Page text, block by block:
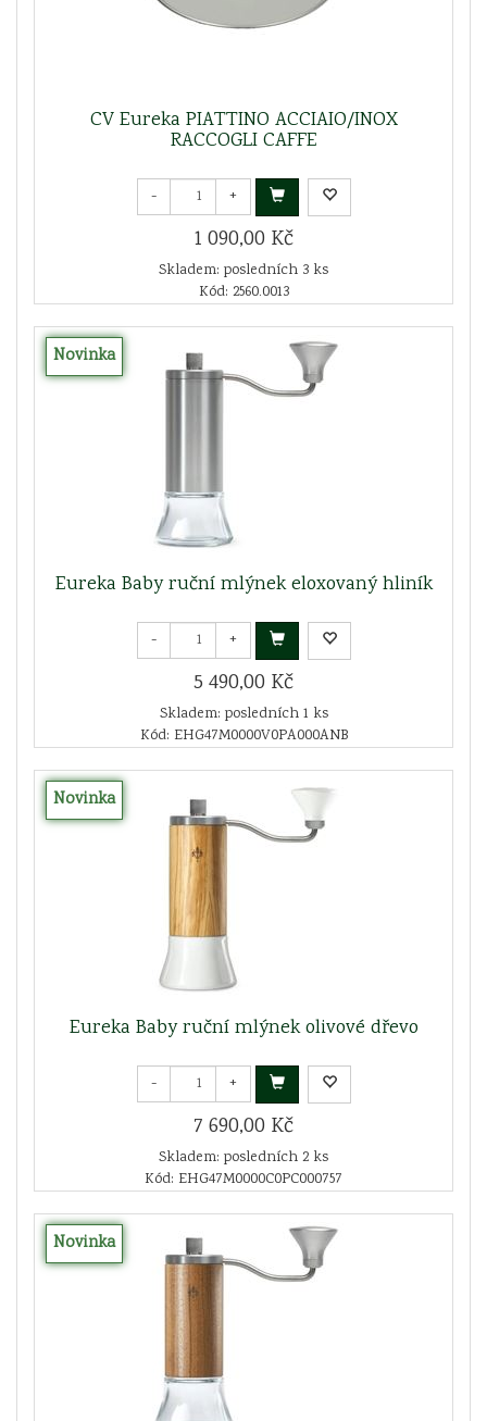
CV Eureka PIATTINO ACCIAIO/INOX
RACCOGLI CAFFE
- +
1 090,00 Kč
Skladem: posledních 3 ks
Kód: 2560.0013
Novinka
Eureka Baby ruční mlýnek eloxovaný hliník
- +
5 490,00 Kč
Skladem: posledních 1 ks
Kód: EHG47M0000V0PA000ANB
Novinka
Eureka Baby ruční mlýnek olivové dřevo
- +
7 690,00 Kč
Skladem: posledních 2 ks
Kód: EHG47M0000C0PC000757
Novinka